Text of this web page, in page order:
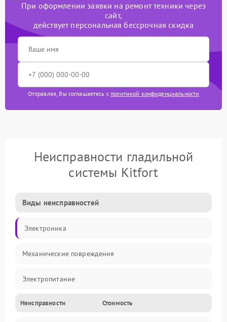
При оформлении заявки на ремонт техники через
сайт,
действует персональная бессрочная скидка
Отправляя, Вы соглашаетесь с политикой конфиденциальности
Неисправности гладильной
системы Kitfort
Виды неисправностей
Электроника
Механические повреждения
Электропитание
Пар
Неисправности Стоимость